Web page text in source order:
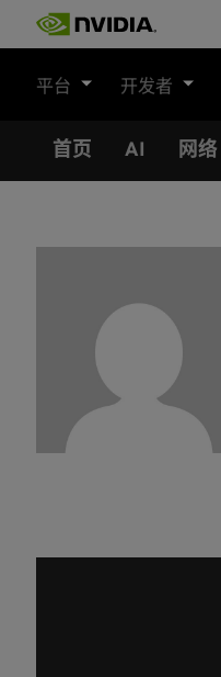
平台 开发者
首页 AI 网络